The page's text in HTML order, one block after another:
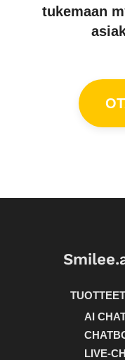
tukemaan
TUOTTEET
AI
LIVE-